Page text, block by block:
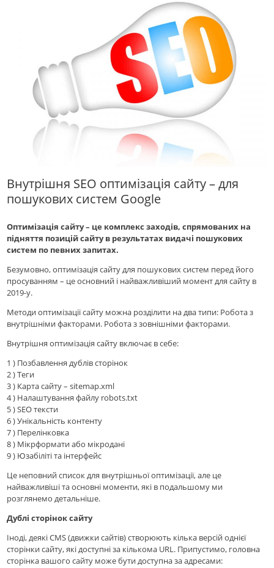
Внутрішня SEO оптимізація сайту – для
пошукових систем Google
Оптимізація сайту – це комплекс заходів, спрямованих на
підняття позицій сайту в результатах видачі пошукових
систем по певних запитах.
Безумовно, оптимізація сайту для пошукових систем перед його
просуванням – це основний і найважливіший момент для сайту в
2019-у.
Методи оптимізації сайту можна розділити на два типи: Робота з
внутрішніми факторами. Робота з зовнішніми факторами.
Внутрішня оптимізація сайту включає в себе:
1 ) Позбавлення дублів сторінок
2 ) Теги
3 ) Карта сайту – sitemap.xml
4 ) Налаштування файлу robots.txt
5 ) SEO тексти
6 ) Унікальність контенту
7 ) Перелінковка
8 ) Мікрформати або мікродані
9 ) Юзабіліті та інтерфейс
Це неповний список для внутрішньої оптимізації, але це
найважливіші та основні моменти, які в подальшому ми
розглянемо детальніше.
Дублі сторінок сайту
Іноді, деякі CMS (движки сайтів) створюють кілька версій однієї
сторінки сайту, які доступні за кількома URL. Припустимо, головна
сторінка вашого сайту може бути доступна за адресами: